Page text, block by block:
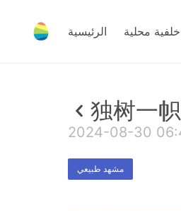
الرئيسية خلفية محلية
独树一帜
مشهد طبيعي